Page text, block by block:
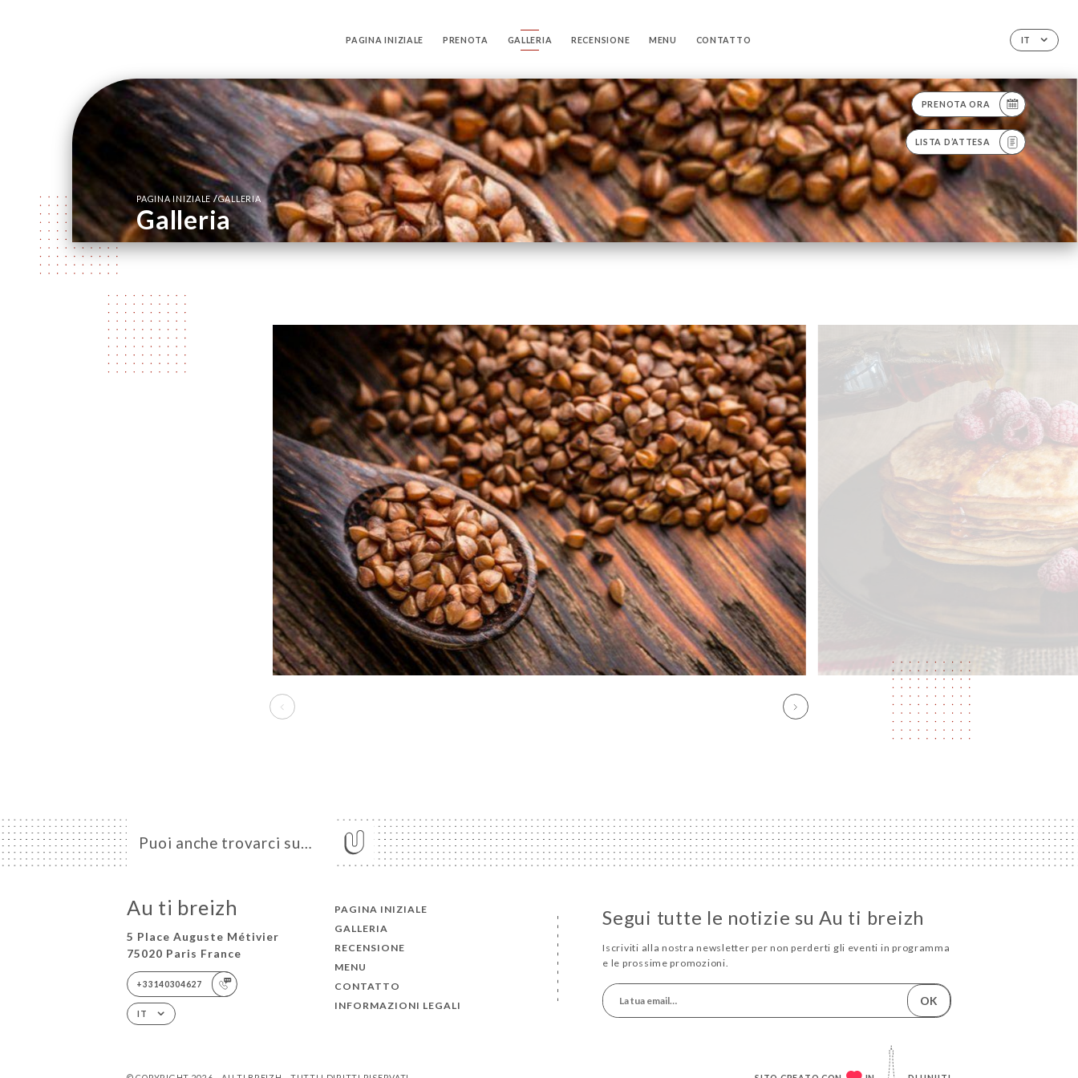
IT
PAGINA INIZIALE PRENOTA GALLERIA RECENSIONE MENU CONTATTO
PRENOTA ORA
LISTA D’ATTESA
PAGINA INIZIALE /GALLERIA
Galleria
Puoi anche trovarci su…
Au ti breizh
5 Place Auguste Métivier
75020 Paris France
+33140304627
IT
PAGINA INIZIALE
GALLERIA
RECENSIONE
MENU
CONTATTO
INFORMAZIONI LEGALI
Segui tutte le notizie su Au ti breizh
Iscriviti alla nostra newsletter per non perderti gli eventi in programma
e le prossime promozioni.
OK